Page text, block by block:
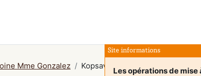
Site informations
Les opérations de mise
Mme Gonzalez Kopsavilkums